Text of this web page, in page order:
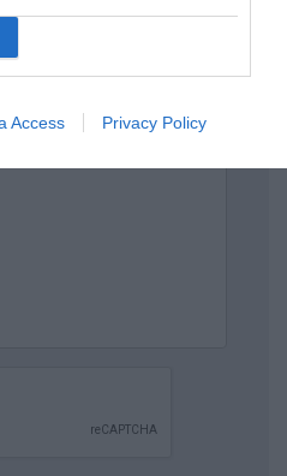
Access Privacy Policy